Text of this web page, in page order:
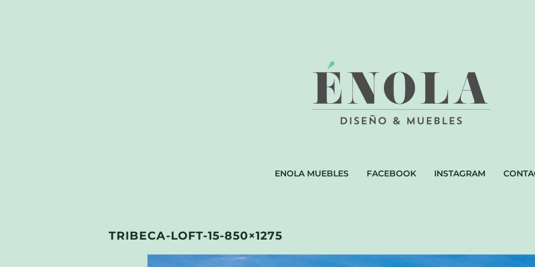
ENOLA MUEBLES FACEBOOK INSTAGRAM
TRIBECA-LOFT-15-850×1275